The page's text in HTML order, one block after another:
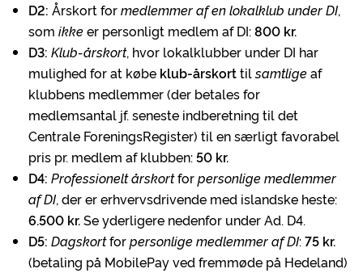
D2: Årskort formedlemmer af en lokalklub under DI,
som ikkeer personligt medlem af DI:800 kr.
D3: Klub-årskort, hvor lokalklubber under DI har
mulighed for at købe klub-årskorttilsamtligeaf
klubbens medlemmer (der betales for
medlemsantal jf. seneste indberetning til det
Centrale ForeningsRegister) til en særligt favorabel
pris pr. medlem af klubben:50 kr.
D4: Professionelt årskortforpersonlige medlemmer
af DI, der er erhvervsdrivende med islandske heste:
6.500 kr.Se yderligere nedenfor under Ad. D4.
D5: Dagskortforpersonlige medlemmer af DI:75 kr.
(betaling på MobilePay ved fremmøde på Hedeland)